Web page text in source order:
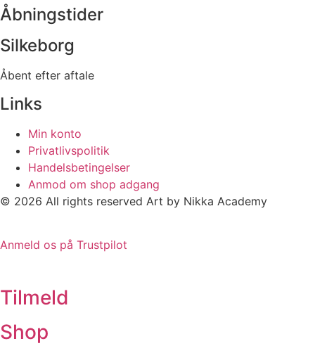
Åbningstider
Silkeborg
Åbent efter aftale
Links
Min konto
Privatlivspolitik
Handelsbetingelser
Anmod om shop adgang
© 2026 All rights reserved Art by Nikka Academy
Anmeld os på Trustpilot
Tilmeld
Shop